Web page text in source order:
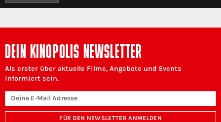
DEIN KINOPOLIS NEWSLETTER
Als erster über aktuelle Filme, Angebote und Events
informiert sein.
FÜR DEN NEWSLETTER ANMELDEN